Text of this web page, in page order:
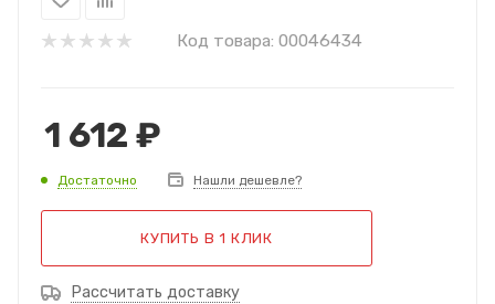
Код товара: 00046434
1 612 ₽
Достаточно Нашли дешевле?
КУПИТЬ В 1 КЛИК
Рассчитать доставку